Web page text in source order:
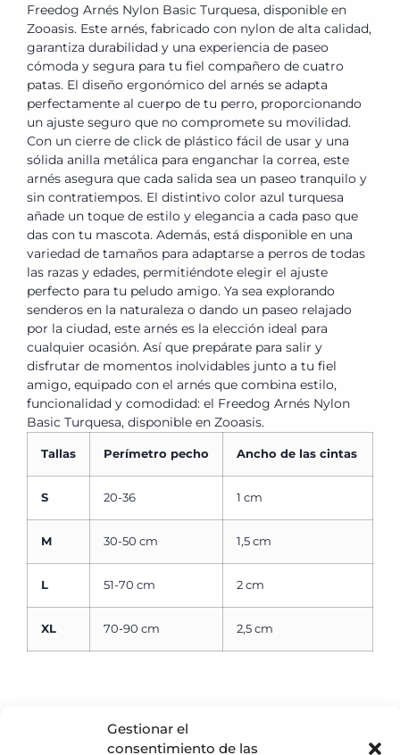
Gestionar el
consentimiento de las
Freedog Arnés Nylon Basic Turquesa, disponible en
Zooasis. Este arnés, fabricado con nylon de alta calidad,
garantiza durabilidad y una experiencia de paseo
cómoda y segura para tu fiel compañero de cuatro
patas. El diseño ergonómico del arnés se adapta
perfectamente al cuerpo de tu perro, proporcionando
un ajuste seguro que no compromete su movilidad.
Con un cierre de click de plástico fácil de usar y una
sólida anilla metálica para enganchar la correa, este
arnés asegura que cada salida sea un paseo tranquilo y
sin contratiempos. El distintivo color azul turquesa
añade un toque de estilo y elegancia a cada paso que
das con tu mascota. Además, está disponible en una
variedad de tamaños para adaptarse a perros de todas
las razas y edades, permitiéndote elegir el ajuste
perfecto para tu peludo amigo. Ya sea explorando
senderos en la naturaleza o dando un paseo relajado
por la ciudad, este arnés es la elección ideal para
cualquier ocasión. Así que prepárate para salir y
disfrutar de momentos inolvidables junto a tu fiel
amigo, equipado con el arnés que combina estilo,
funcionalidad y comodidad: el Freedog Arnés Nylon
Basic Turquesa, disponible en Zooasis.
Tallas Perímetro pecho Ancho de las cintas
S 20-36 1 cm
M 30-50 cm 1,5 cm
L 51-70 cm 2 cm
XL 70-90 cm 2,5 cm